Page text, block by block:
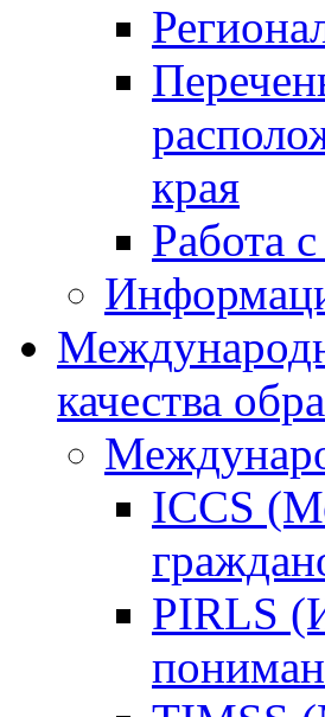
края
Работа
качества
ICCS
PIRLS